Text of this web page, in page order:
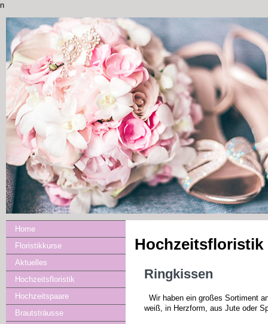
n
Home
Floristikkurse
Aktuelles
Hochzeitsfloristik
Hochzeitspaare
Brautsträusse
Hochzeitsfloristik
Ringkissen
Wir haben ein großes Sortiment
weiß, in Herzform, aus Jute oder